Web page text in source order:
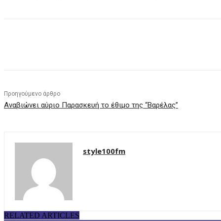
Προηγούμενο άρθρο
Αναβιώνει αύριο Παρασκευή το έθιμο της “Βαρέλας”
style100fm
RELATED ARTICLES